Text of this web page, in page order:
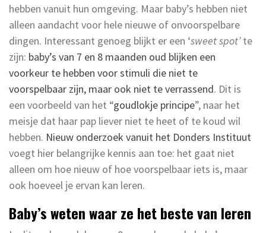
hebben vanuit hun omgeving. Maar baby’s hebben niet
alleen aandacht voor hele nieuwe of onvoorspelbare
dingen. Interessant genoeg blijkt er een ‘sweet spot’te
zijn: baby’s van 7 en 8 maanden oud blijken een
voorkeur te hebben voor stimuli die niet te
voorspelbaar zijn, maar ook niet te verrassend. Dit is
een voorbeeld van het “goudlokje principe”, naar het
meisje dat haar pap liever niet te heet of te koud wil
hebben. Nieuw onderzoek vanuit het Donders Instituut
voegt hier belangrijke kennis aan toe: het gaat niet
alleen om hoe nieuw of hoe voorspelbaar iets is, maar
ook hoeveel je ervan kan leren.
Baby’s weten waar ze het beste van leren